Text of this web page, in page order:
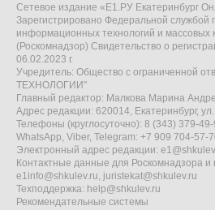
Сетевое издание «Е1.РУ Екатеринбург
Зарегистрировано Федеральной службой
информационных технологий и массовых
(Роскомнадзор) Свидетельство о
06.02.2023 г.
Учредитель: Общество с ограниченной
ТЕХНОЛОГИИ"
Главный редактор: Малкова Марина
Адрес редакции: 620014, Екатеринбург,
Телефоны (круглосуточно): 8 (343) 379-49-
WhatsApp, Viber, Telegram: +7 909 704-57-
Электронный адрес редакции:
Контактные данные для Роскомнадзора и
e1info@shkulev.ru juristekat@shkulev.ru
Техподдержка: help@shkulev.ru
Рекомендательные системы